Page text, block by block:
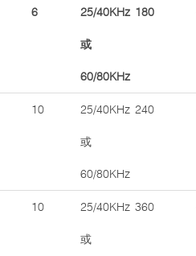
6 25/40KHz
或
60/80KHz
180
10 25/40KHz
或
60/80KHz
240
10 25/40KHz
或
360